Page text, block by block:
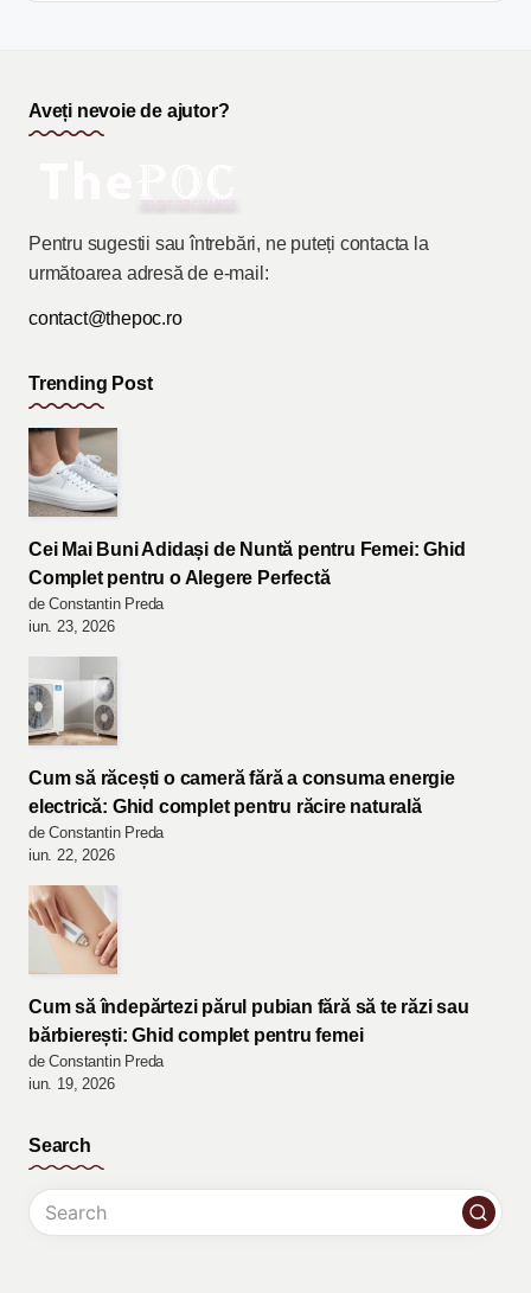
Aveți nevoie de ajutor?
Pentru sugestii sau întrebări, ne puteți contacta la
următoarea adresă de e-mail:
contact@thepoc.ro
Trending Post
Cei Mai Buni Adidași de Nuntă pentru Femei: Ghid
Complet pentru o Alegere Perfectă
de Constantin Preda
iun. 23, 2026
Cum să răcești o cameră fără a consuma energie
electrică: Ghid complet pentru răcire naturală
de Constantin Preda
iun. 22, 2026
Cum să îndepărtezi părul pubian fără să te răzi sau
bărbierești: Ghid complet pentru femei
de Constantin Preda
iun. 19, 2026
Search